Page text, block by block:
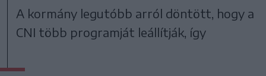
A kormány legutóbb arról döntött, hogy a
CNI több programját leállítják, így